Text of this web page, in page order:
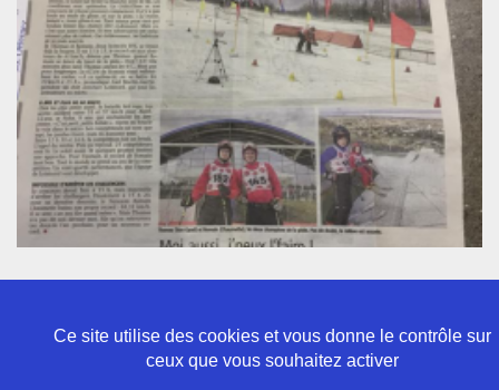
Ce site utilise des cookies et vous donne le contrôle sur
ceux que vous souhaitez activer